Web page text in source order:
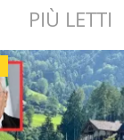
PIÙ LETTI